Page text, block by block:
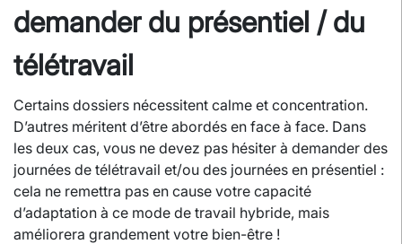
demander du présentiel / du
télétravail
Certains dossiers nécessitent calme et concentration.
D’autres méritent d’être abordés en face à face. Dans
les deux cas, vous ne devez pas hésiter à demander des
journées de télétravail et/ou des journées en présentiel :
cela ne remettra pas en cause votre capacité
d’adaptation à ce mode de travail hybride, mais
améliorera grandement votre bien-être !